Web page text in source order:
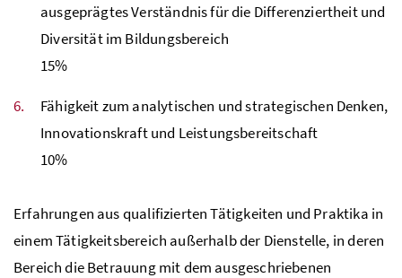
ausgeprägtes Verständnis für die Differenziertheit und
Diversität im Bildungsbereich
15%
Fähigkeit zum analytischen und strategischen Denken,
Innovationskraft und Leistungsbereitschaft
10%
Erfahrungen aus qualifizierten Tätigkeiten und Praktika in
einem Tätigkeitsbereich außerhalb der Dienstelle, in deren
Bereich die Betrauung mit dem ausgeschriebenen